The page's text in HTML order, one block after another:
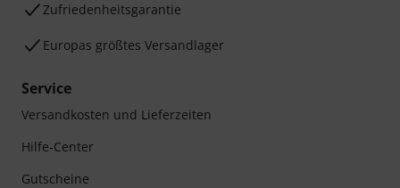
Zufriedenheitsgarantie
Europas größtes Versandlager
Service
Versandkosten und Lieferzeiten
Hilfe-Center
Gutscheine